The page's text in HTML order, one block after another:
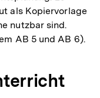
als Kopiervorlage
nutzbar sind.
AB 5 und AB 6).